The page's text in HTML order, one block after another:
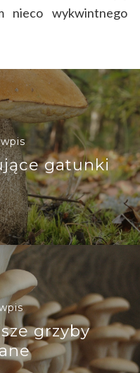
nieco wykwintnego
gatunki
grzyby